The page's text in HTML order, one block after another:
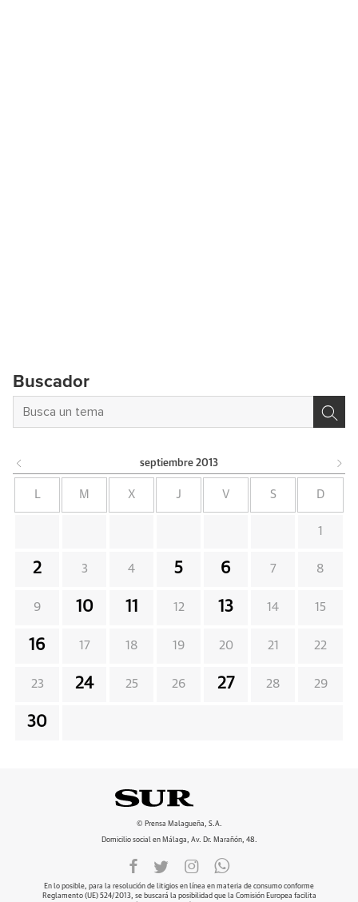
Buscador
septiembre 2013
L M X J V S D
1
2 3 4 5 6 7 8
9 10 11 12 13 14 15
16 17 18 19 20 21 22
23 24 25 26 27 28 29
30
© Prensa Malagueña, S.A.
Domicilio social en Málaga, Av. Dr. Marañón, 48.
En lo posible, para la resolución de litigios en línea en materia de consumo conforme
Reglamento (UE) 524/2013, se buscará la posibilidad que la Comisión Europea facilita